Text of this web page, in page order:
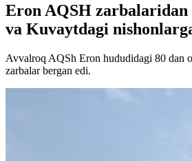
Eron AQSH zarbalaridan
va Kuvaytdagi
Avvalroq AQSh Eron hududidagi 80 dan
zarbalar bergan edi.